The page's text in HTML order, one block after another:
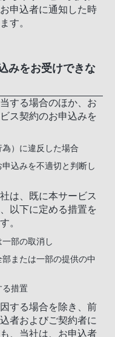
申込者に通知した時
す。
みをお受けできな
する場合のほか、お
ス契約のお申込みを
）に違反した場合
込みを不適切と判断し
は、既に本サービス
以下に定める措置を
。
部の取消し
または一部の提供の中
る措置
する場合を除き、前
者およびご契約者に
、当社は、お申込者